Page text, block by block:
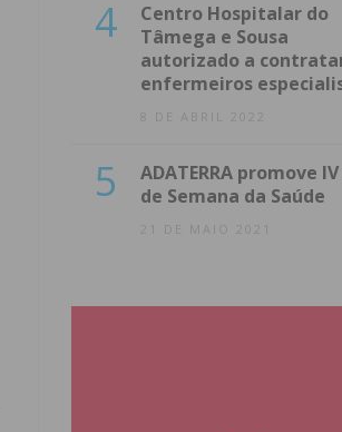
4
Centro Hospitalar do
Tâmega e Sousa
autorizado a
enfermeiros
8 DE ABRIL 2022
5
ADATERRA promove
de Semana da Saúde
21 DE MAIO 2021